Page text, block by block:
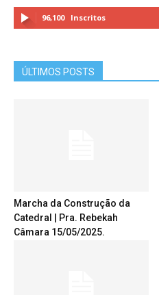
96,100 Inscritos
ÚLTIMOS POSTS
Marcha da Construção da
Catedral | Pra. Rebekah
Câmara 15/05/2025.